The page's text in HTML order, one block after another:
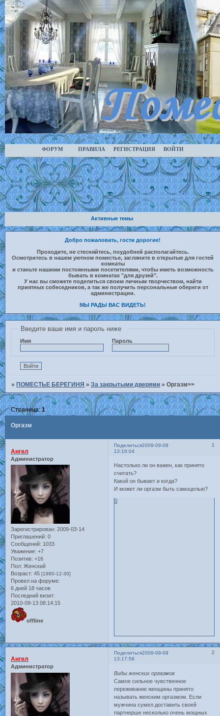
ФОРУМ ПРАВИЛА РЕГИСТРАЦИЯ ВОЙТИ
Активные темы
Добро пожаловать, гости дорогие!
Проходите, не стесняйтесь, поудобней располагайтесь.
Осмотритесь в нашем уютном поместье, загляните в открытые для гостей
комнаты
и станьте нашими постоянными посетителями, чтобы иметь возможность
бывать в комнатах "для друзей".
У нас вы сможете поделиться своим личным творчеством, найти
приятных собеседников, а так же получить персональные обереги от
администрации.
МЫ РАДЫ ВАС ВИДЕТЬ!
Введите ваше имя и пароль ниже
Имя Пароль
»ПОМЕСТЬЕ БЕРЕГИНЯ »За закрытыми дверями »Оргазм>>
Оргазм
Страница:1
Поделиться 1
2009-09-09
13:16:04
Ангел
Администратор
Зарегистрирован: 2009-03-14
Приглашений: 0
Сообщений: 1033
Уважение: +7
Позитив: +16
Пол: Женский
Возраст: 45 [1980-12-30]
Провел на форуме:
6 дней 18 часов
Последний визит:
2010-09-13 08:14:15
offline
Настолько ли он важен, как принято
считать?
Какой он бывает и когда?
И может ли оргазм быть самоцелью?
0
Поделиться 2
2009-09-09
13:17:58
Ангел
Администратор
Виды женских оргазмов
Самое сильное чувственное
переживание женщины принято
называть женским оргазмом. Если
мужчина сумел доставить своей
партнерше несколько очень мощных